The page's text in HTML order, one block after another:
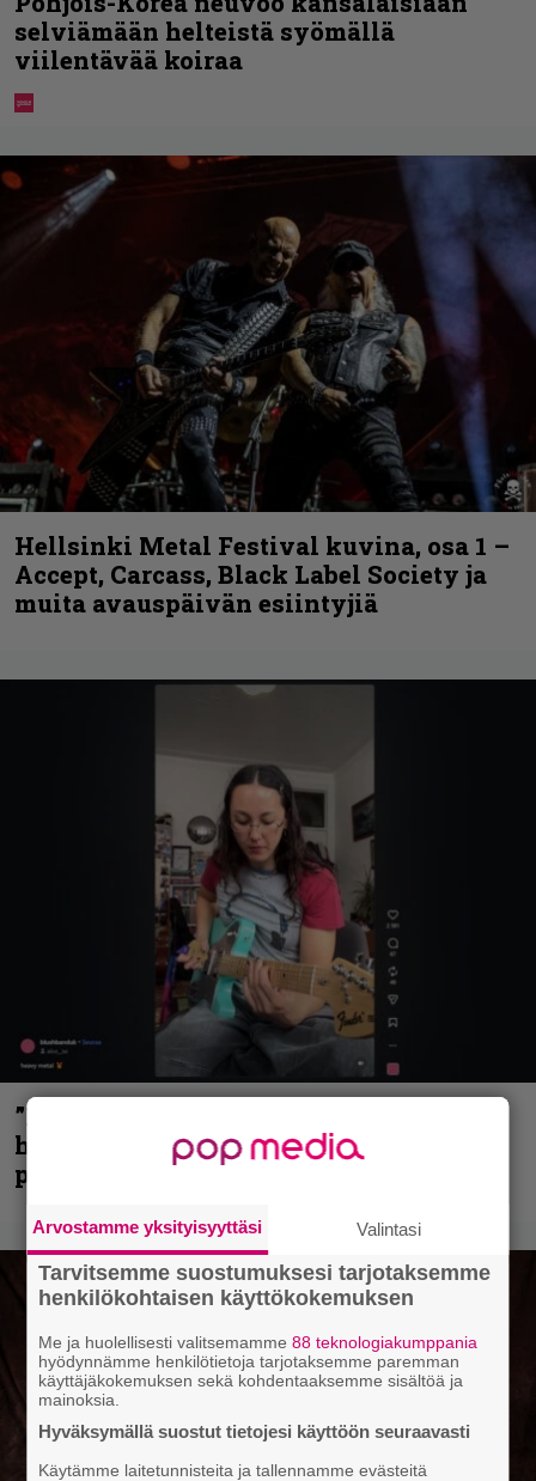
selviämään helteistä syömällä
viilentävää koiraa
Hellsinki Metal Festival kuvina, osa 1 –
Accept, Carcass, Black Label Society ja
muita avauspäivän esiintyjiä
”Mitalini näyttää ihan plektralta” –
huippu-uimari jamittelee Megadethiä
palkinnollaan
Arvostamme yksityisyyttäsi Valintasi
Tarvitsemme suostumuksesi tarjotaksemme
henkilökohtaisen käyttökokemuksen
Me ja huolellisesti valitsemamme88 teknologiakumppania
hyödynnämme henkilötietoja tarjotaksemme paremman
käyttäjäkokemuksen sekä kohdentaaksemme sisältöä ja
mainoksia.
Hyväksymällä suostut tietojesi käyttöön seuraavasti
Käytämme laitetunnisteita ja tallennamme evästeitä